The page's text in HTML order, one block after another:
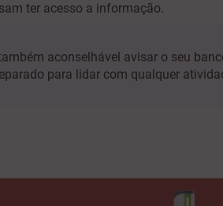
ter acesso a informação.
aconselhável avisar o seu
para lidar com qualquer